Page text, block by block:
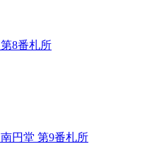
第8番札所
第9番札所